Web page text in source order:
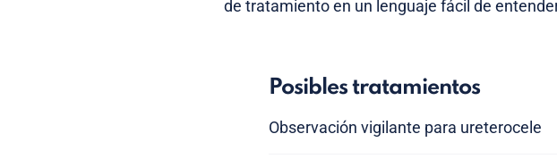
de tratamiento en un lenguaje fácil de
Posibles tratamientos
Observación vigilante para ureterocele